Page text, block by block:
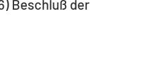
Beschluß der